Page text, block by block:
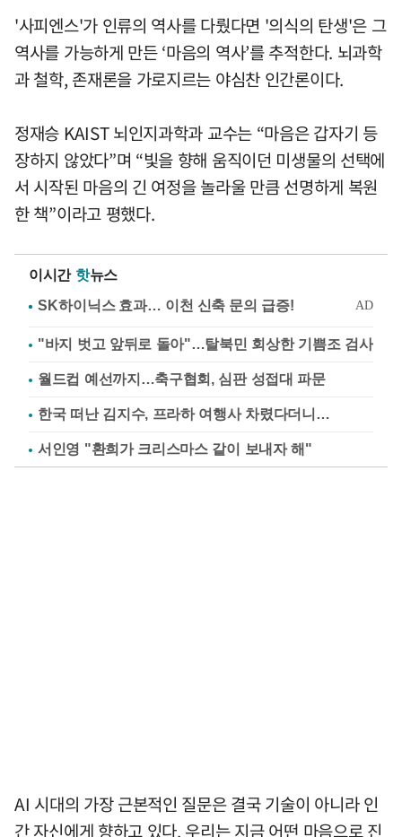
'사피엔스'가 인류의 역사를 다뤘다면 '의식의 탄생'은 그
역사를 가능하게 만든 ‘마음의 역사’를 추적한다. 뇌과학
과 철학, 존재론을 가로지르는 야심찬 인간론이다.
정재승 KAIST 뇌인지과학과 교수는 “마음은 갑자기 등
장하지 않았다”며 “빛을 향해 움직이던 미생물의 선택에
서 시작된 마음의 긴 여정을 놀라울 만큼 선명하게 복원
한 책”이라고 평했다.
이시간 핫뉴스
"바지 벗고 앞뒤로 돌아"…탈북민 회상한 기쁨조 검사
월드컵 예선까지…축구협회, 심판 성접대 파문
한국 떠난 김지수, 프라하 여행사 차렸다더니…
서인영 "환희가 크리스마스 같이 보내자 해"
AI 시대의 가장 근본적인 질문은 결국 기술이 아니라 인
간 자신에게 향하고 있다. 우리는 지금 어떤 마음으로 진